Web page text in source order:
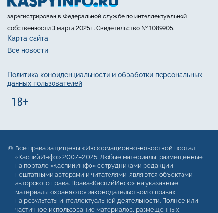
зарегистрирован в Федеральной службе по интеллектуальной
собственности 3 марта 2025 г. Свидетельство № 1089905.
Карта сайта
Все новости
Политика конфиденциальности и обработки персональных
данных пользователей
Все права защищены «Информационно-новостной портал
«КаспийИнфо» 2007–2025. Любые материалы, размещенные
на портале «КаспийИнфо» сотрудниками редакции,
нештатными авторами и читателями, являются объектами
авторского права. Права«КаспийИнфо» на указанные
материалы охраняются законодательством о правах
на результаты интеллектуальной деятельности. Полное или
частичное использование материалов, размещенных